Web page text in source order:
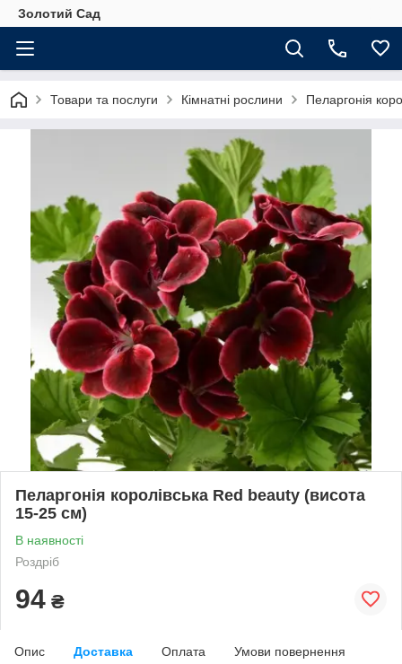
Золотий Сад
Товари та послуги Кімнатні рослини Пеларгонія
Пеларгонія королівська Red beauty (висота
15-25 см)
В наявності
Роздріб
94 ₴
Опис Доставка Оплата Умови повернення